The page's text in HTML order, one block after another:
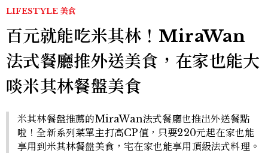
LIFESTYLE 美食
百元就能吃米其林！MiraWan
法式餐廳推外送美食，在家也能大
啖米其林餐盤美食
米其林餐盤推薦的MiraWan法式餐廳也推出外送餐點
啦！全新系列菜單主打高CP值，只要220元起在家也能
享用到米其林餐盤美食，宅在家也能享用頂級法式料理。